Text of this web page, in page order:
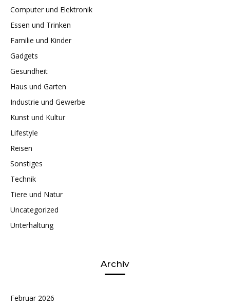
Computer und Elektronik
Essen und Trinken
Familie und Kinder
Gadgets
Gesundheit
Haus und Garten
Industrie und Gewerbe
Kunst und Kultur
Lifestyle
Reisen
Sonstiges
Technik
Tiere und Natur
Uncategorized
Unterhaltung
Archiv
Februar 2026